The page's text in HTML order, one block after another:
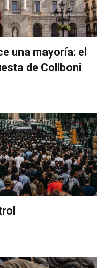
una mayoría: el
de Collboni